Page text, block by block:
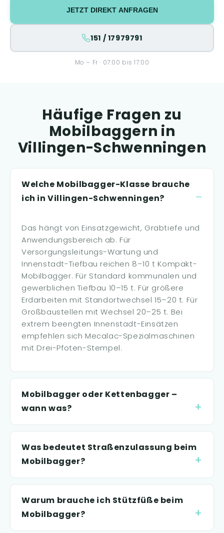
JETZT DIREKT ANFRAGEN
151 / 17979791
Mo – Fr · 07:00 bis 17:00
Häufige Fragen zu
Mobilbaggern in
Villingen-Schwenningen
Welche Mobilbagger-Klasse brauche
ich in Villingen-Schwenningen?
Das hängt von Einsatzgewicht, Grabtiefe und
Anwendungsbereich ab. Für
Versorgungsleitungs-Wartung und
Innenstadt-Tiefbau reichen 8–10 t Kompakt-
Mobilbagger. Für Standard kommunalen und
gewerblichen Tiefbau 10–15 t. Für größere
Erdarbeiten mit Standortwechsel 15–20 t. Für
Großbaustellen mit Wechsel 20–25 t. Bei
extrem beengten Innenstadt-Einsätzen
empfehlen sich Mecalac-Spezialmaschinen
mit Drei-Pfoten-Stempel.
Mobilbagger oder Kettenbagger –
wann was?
Was bedeutet Straßenzulassung beim
Mobilbagger?
Warum brauche ich Stützfüße beim
Mobilbagger?